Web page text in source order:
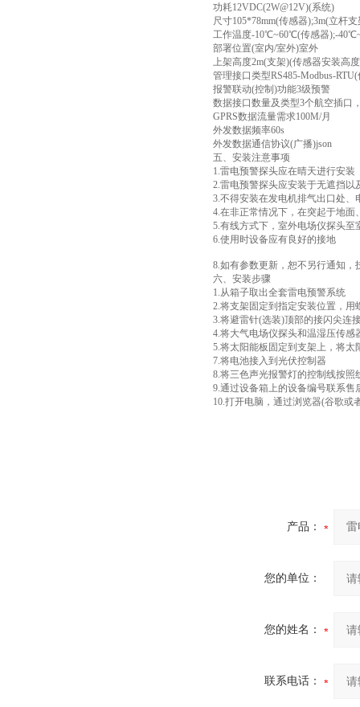
功耗12VDC(2W@12V)(系统)
尺寸105*78mm(传感器);3m(立杆支
工作温度-10℃~60℃(传感器);-
部署位置(室内/室外)室外
上架高度2m(支架)(传感器安装高
管理接口类型RS485-Modbus-
报警联动(控制)功能3级预警
数据接口数量及类型3个航空插口
GPRS数据流量需求100M/月
外发数据频率60s
外发数据通信协议(广播)json
五、安装注意事项
1.雷电预警探头应在晴天进行安装
2.雷电预警探头应安装于无遮挡以
3.不得安装在发电机排气出口处、
4.在非正常情况下，在突起于地
5.有线方式下，室外电场仪探头至
6.使用时设备应有良好的接地
8.如有参数更新，恕不另行通知，
六、安装步骤
1.从箱子取出全套雷电预警系统
2.将支架固定到指定安装位置，用
3.将避雷针(选装)顶部的接闪尖连
4.将大气电场仪探头和温湿压传
5.将太阳能板固定到支架上，将
7.将电池接入到光伏控制器
8.将三色声光报警灯的控制线按
9.通过设备箱上的设备编号联系售
10.打开电脑，通过浏览器(谷歌或
产品：
您的单位：
您的姓名：
联系电话：